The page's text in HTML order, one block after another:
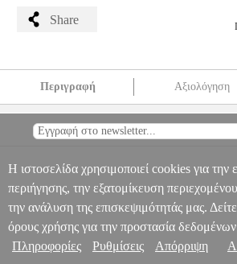
Share
Περιγραφή Αξιολόγηση
ΚΑΙΣΣΑ ΕΠΙΤΡΑΠΕΖΙΑ
8 2
Η ιστοσελίδα χρησιμοποιεί cookies για την
περιήγησης, την εξατομίκευση
την ανάλυση της επισκεψιμότητάς μας.
όρους χρήσης για την προστασία
Πληροφορίες
Ρυθμίσεις Απόρριψη